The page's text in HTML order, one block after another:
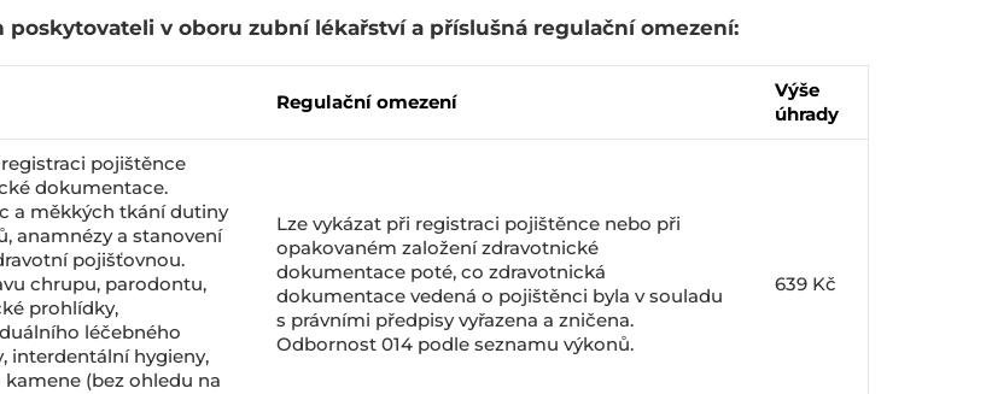
poskytovateli v oboru zubní lékařství a příslušná regulační omezení:
Regulační omezení
Výše
úhrady
pojištěnce
dokumentace.
a měkkých tkání dutiny
anamnézy a stanovení
pojišťovnou.
chrupu, parodontu,
prohlídky,
léčebného
interdentální hygieny,
(bez ohledu na
Lze vykázat při registraci pojištěnce nebo při
opakovaném založení zdravotnické
dokumentace poté, co zdravotnická
dokumentace vedená o pojištěnci byla v souladu
s právními předpisy vyřazena a zničena.
Odbornost 014 podle seznamu výkonů.
639 Kč